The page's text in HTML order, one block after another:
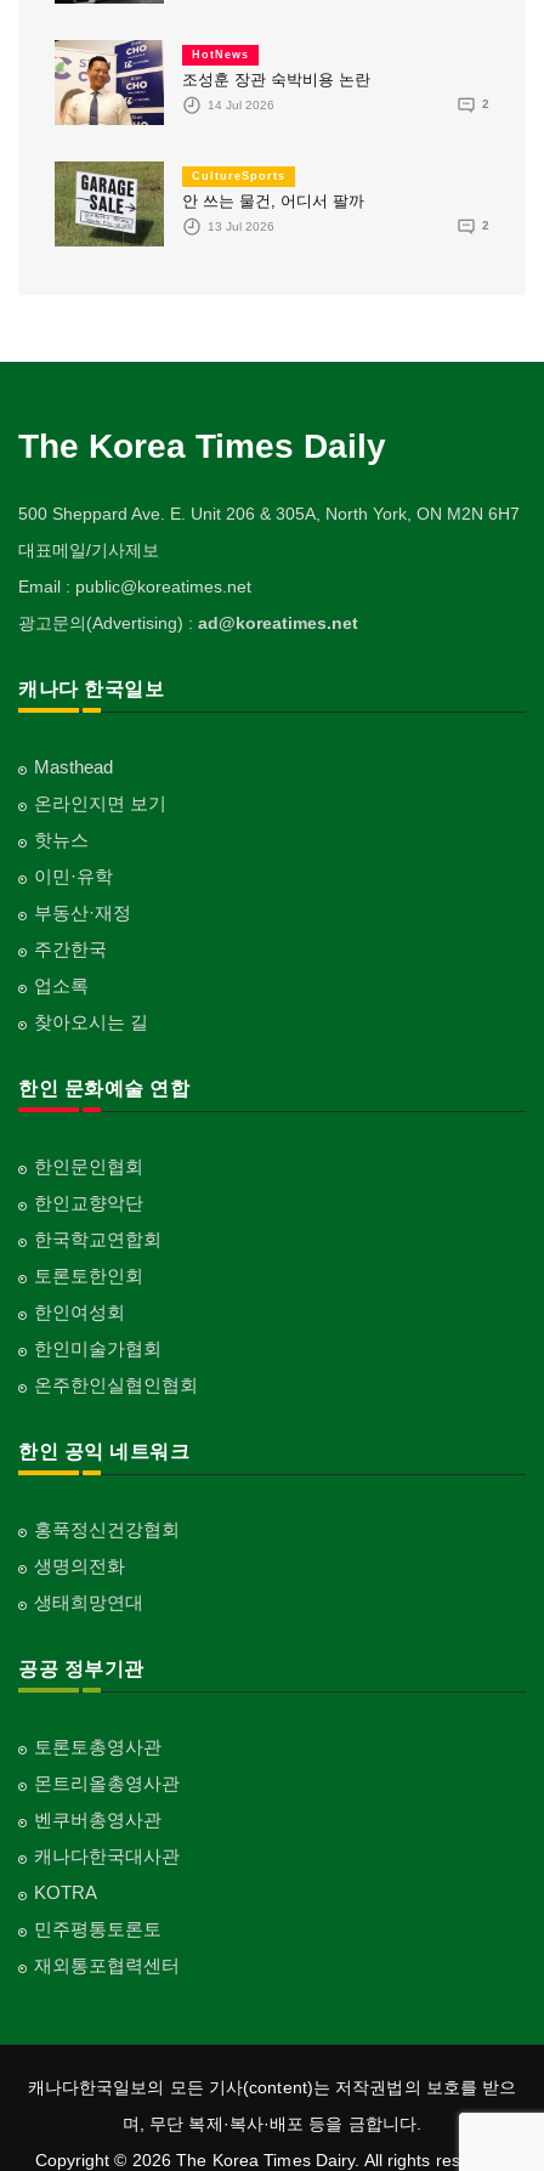
HotNews
조성훈 장관 숙박비용 논란
14 Jul 2026 2
CultureSports
안 쓰는 물건, 어디서 팔까
13 Jul 2026 2
The Korea Times Daily
500 Sheppard Ave. E. Unit 206 & 305A, North York, ON M2N 6H7
대표메일/기사제보
Email : public@koreatimes.net
광고문의(Advertising) : ad@koreatimes.net
캐나다 한국일보
Masthead
온라인지면 보기
핫뉴스
이민·유학
부동산·재정
주간한국
업소록
찾아오시는 길
한인 문화예술 연합
한인문인협회
한인교향악단
한국학교연합회
토론토한인회
한인여성회
한인미술가협회
온주한인실협인협회
한인 공익 네트워크
홍푹정신건강협회
생명의전화
생태희망연대
공공 정부기관
토론토총영사관
몬트리올총영사관
벤쿠버총영사관
캐나다한국대사관
KOTRA
민주평통토론토
재외통포협력센터
캐나다한국일보의 모든 기사(content)는 저작권법의 보호를 받으
며, 무단 복제·복사·배포 등을 금합니다.
Copyright © 2026 The Korea Times Dairy. All rights reserved.